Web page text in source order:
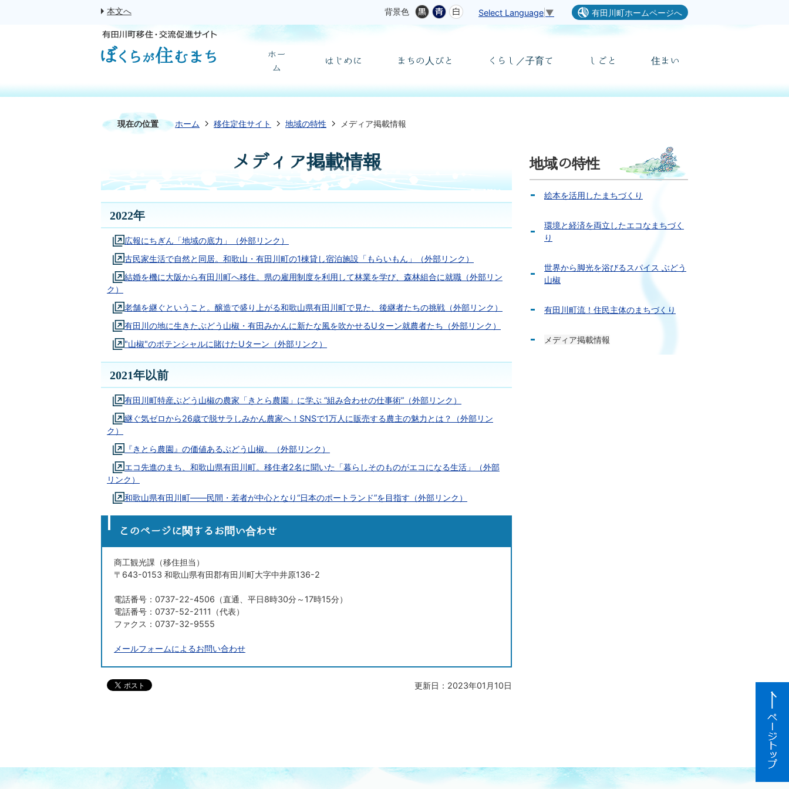
本文へ 背景色 Select Language ▼ 有田川町ホームページへ
ホー
ム
はじめに まちの人びと くらし／子育て しごと 住まい
現在の位置 ホーム 移住定住サイト 地域の特性 メディア掲載情報
メディア掲載情報
2022年
広報にちぎん「地域の底力」（外部リンク）
古民家生活で自然と同居。和歌山・有田川町の1棟貸し宿泊施設「もらいもん」（外部リンク）
結婚を機に大阪から有田川町へ移住。県の雇用制度を利用して林業を学び、森林組合に就職（外部リン
ク）
老舗を継ぐということ。醸造で盛り上がる和歌山県有田川町で見た、後継者たちの挑戦（外部リンク）
有田川の地に生きたぶどう山椒・有田みかんに新たな風を吹かせるUターン就農者たち（外部リンク）
"山椒"のポテンシャルに賭けたUターン（外部リンク）
2021年以前
有田川町特産ぶどう山椒の農家「きとら農園」に学ぶ “組み合わせの仕事術”（外部リンク）
継ぐ気ゼロから26歳で脱サラしみかん農家へ！SNSで1万人に販売する農主の魅力とは？（外部リン
ク）
『きとら農園』の価値あるぶどう山椒。（外部リンク）
エコ先進のまち、和歌山県有田川町。移住者2名に聞いた「暮らしそのものがエコになる生活」（外部
リンク）
和歌山県有田川町――民間・若者が中心となり“日本のポートランド”を目指す（外部リンク）
このページに関する お問い合わせ
商工観光課（移住担当）
〒643-0153 和歌山県有田郡有田川町大字中井原136-2
電話番号：0737-22-4506（直通、平日8時30分～17時15分）
電話番号：0737-52-2111（代表）
ファクス：0737-32-9555
メールフォームによるお問い合わせ
更新日：2023年01月10日
地域の特性
絵本を活用したまちづくり
環境と経済を両立したエコなまちづく
り
世界から脚光を浴びるスパイス ぶどう
山椒
有田川町流！住民主体のまちづくり
メディア掲載情報